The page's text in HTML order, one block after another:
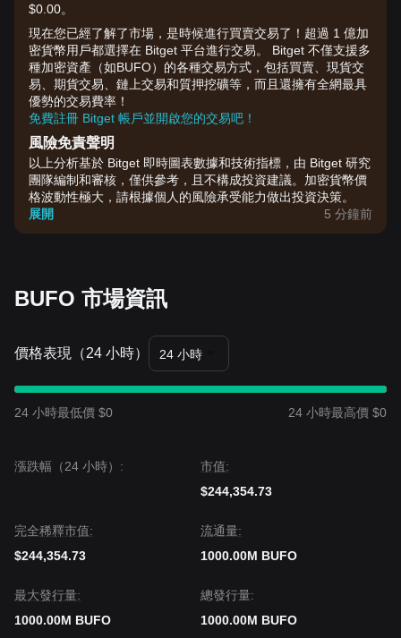
$0.00。
現在您已經了解了市場，是時候進行買賣交易了！超過 1 億加
密貨幣用戶都選擇在 Bitget 平台進行交易。 Bitget 不僅支援多
種加密資產（如BUFO）的各種交易方式，包括買賣、現貨交
易、期貨交易、鏈上交易和質押挖礦等，而且還擁有全網最具
優勢的交易費率！
免費註冊 Bitget 帳戶並開啟您的交易吧！
風險免責聲明
以上分析基於 Bitget 即時圖表數據和技術指標，由 Bitget 研究
團隊編制和審核，僅供參考，且不構成投資建議。加密貨幣價
格波動性極大，請根據個人的風險承受能力做出投資決策。
展開
5 分鐘前
BUFO 市場資訊
價格表現（24 小時） 24 小時
24 小時最低價 $0 24 小時最高價 $0
漲跌幅（24 小時）:
市值:
$244,354.73
完全稀釋市值:
$244,354.73
流通量:
1000.00M BUFO
‌最大發行量:
1000.00M BUFO
總發行量:
1000.00M BUFO